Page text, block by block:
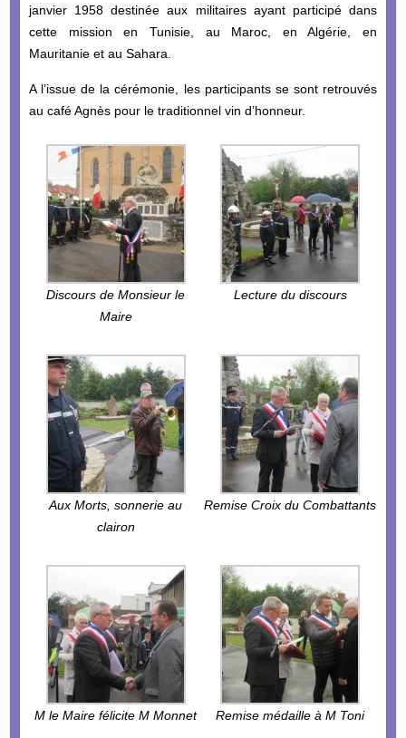
janvier 1958 destinée aux militaires ayant participé dans
cette mission en Tunisie, au Maroc, en Algérie, en
Mauritanie et au Sahara.
A l’issue de la cérémonie, les participants se sont retrouvés
au café Agnès pour le traditionnel vin d’honneur.
Discours de Monsieur le
Maire
Lecture du discours
Aux Morts, sonnerie au
clairon
Remise Croix du Combattants
M le Maire félicite M Monnet Remise médaille à M Toni